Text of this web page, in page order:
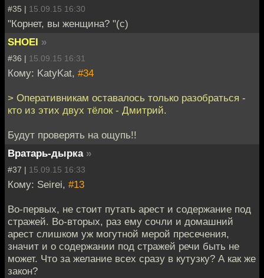
#35 | 15.09.15 16:30
"Корнет, вы женщина? "(c)
SHOEI »
#36 | 15.09.15 16:31
Кому: KatyKat, #34
> Оперативникам оставалось только разобраться -
кто из этих двух тёлок - Дмитрий.
Будут проверять на ощупь!!
Вратарь-дырка »
#37 | 15.09.15 16:33
Кому: Seirei, #13
Во-первых, не стоит путать арест и содержание под
стражей. Во-вторых, раз ему сочли и домашний
арест слишком уж могутной мерой пресечения,
значит и о содержании под стражей речи быть не
может. Что за желание всех сразу в кутузку? А как же
закон?